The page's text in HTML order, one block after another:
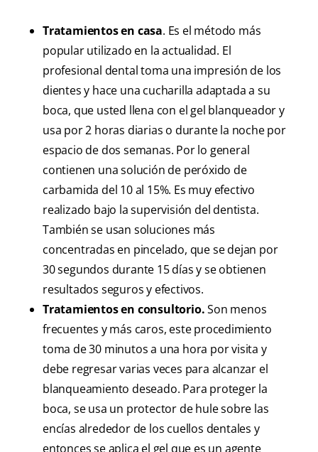
Tratamientos en casa. Es el método más
popular utilizado en la actualidad. El
profesional dental toma una impresión de los
dientes y hace una cucharilla adaptada a su
boca, que usted llena con el gel blanqueador y
usa por 2 horas diarias o durante la noche por
espacio de dos semanas. Por lo general
contienen una solución de peróxido de
carbamida del 10 al 15%. Es muy efectivo
realizado bajo la supervisión del dentista.
También se usan soluciones más
concentradas en pincelado, que se dejan por
30 segundos durante 15 días y se obtienen
resultados seguros y efectivos.
Tratamientos en consultorio.Son menos
frecuentes y más caros, este procedimiento
toma de 30 minutos a una hora por visita y
debe regresar varias veces para alcanzar el
blanqueamiento deseado. Para proteger la
boca, se usa un protector de hule sobre las
encías alrededor de los cuellos dentales y
entonces se aplica el gel que es un agente